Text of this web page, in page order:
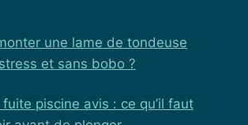
une lame de tondeuse
et sans bobo ?
piscine avis : ce qu’il faut